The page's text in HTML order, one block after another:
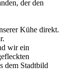
der den
Kühe direkt.
wir ein
dem Stadtbild